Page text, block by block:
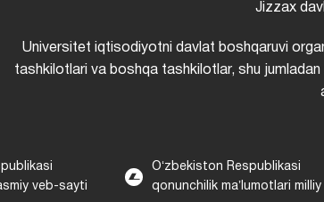
Jizzax
Universitet iqtisodiyotni davlat boshqaruvi
tashkilotlari va boshqa tashkilotlar, shu
veb-sayti
Oʻzbekiston Respublikasi
qonunchilik maʼlumotlari